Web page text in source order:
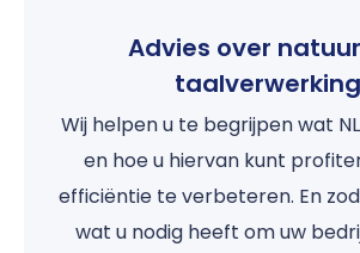
Advies over
taalverwerking
Wij helpen u te begrijpen wat
en hoe u hiervan kunt
efficiëntie te verbeteren. En
wat u nodig heeft om uw